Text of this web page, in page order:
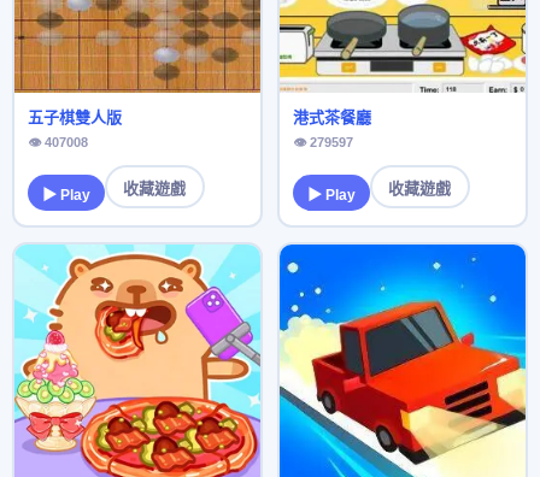
五子棋雙人版
👁 407008
▶ Play 收藏遊戲
港式茶餐廳
👁 279597
▶ Play 收藏遊戲